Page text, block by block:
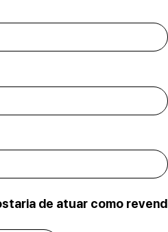
de atuar como